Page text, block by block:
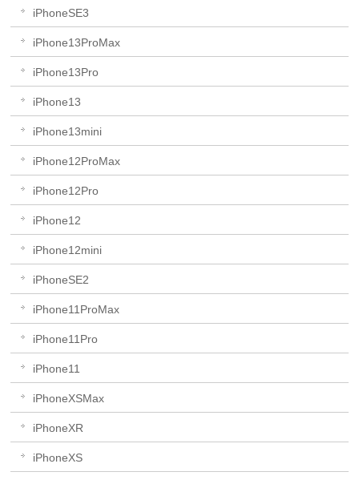
iPhoneSE3
iPhone13ProMax
iPhone13Pro
iPhone13
iPhone13mini
iPhone12ProMax
iPhone12Pro
iPhone12
iPhone12mini
iPhoneSE2
iPhone11ProMax
iPhone11Pro
iPhone11
iPhoneXSMax
iPhoneXR
iPhoneXS